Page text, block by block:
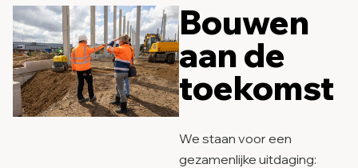
Bouwen
aan de
toekomst
We staan voor een
gezamenlijke uitdaging: